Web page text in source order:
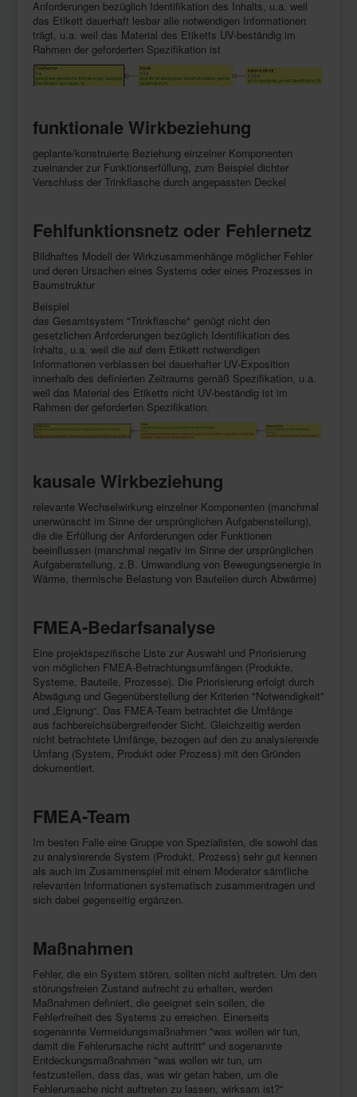
Anforderungen bezüglich Identifikation des Inhalts, u.a. weil
das Etikett dauerhaft lesbar alle notwendigen Informationen
trägt, u.a. weil das Material des Etiketts UV-beständig im
Rahmen der geforderten Spezifikation ist
funktionale Wirkbeziehung
geplante/konstruierte Beziehung einzelner Komponenten
zueinander zur Funktionserfüllung, zum Beispiel dichter
Verschluss der Trinkflasche durch angepassten Deckel
Fehlfunktionsnetz oder Fehlernetz
Bildhaftes Modell der Wirkzusammenhänge möglicher Fehler
und deren Ursachen eines Systems oder eines Prozesses in
Baumstruktur
Beispiel
das Gesamtsystem "Trinkflasche" genügt nicht den
gesetzlichen Anforderungen bezüglich Identifikation des
Inhalts, u.a. weil die auf dem Etikett notwendigen
Informationen verblassen bei dauerhafter UV-Exposition
innerhalb des definierten Zeitraums gemäß Spezifikation, u.a.
weil das Material des Etiketts nicht UV-beständig ist im
Rahmen der geforderten Spezifikation.
kausale Wirkbeziehung
relevante Wechselwirkung einzelner Komponenten (manchmal
unerwünscht im Sinne der ursprünglichen Aufgabenstellung),
die die Erfüllung der Anforderungen oder Funktionen
beeinflussen (manchmal negativ im Sinne der ursprünglichen
Aufgabenstellung, z.B. Umwandlung von Bewegungsenergie in
Wärme, thermische Belastung von Bauteilen durch Abwärme)
FMEA-Bedarfsanalyse
Eine projektspezifische Liste zur Auswahl und Priorisierung
von möglichen FMEA-Betrachtungsumfängen (Produkte,
Systeme, Bauteile, Prozesse). Die Priorisierung erfolgt durch
Abwägung und Gegenüberstellung der Kriterien "Notwendigkeit"
und „Eignung“. Das FMEA-Team betrachtet die Umfänge
aus fachbereichsübergreifender Sicht. Gleichzeitig werden
nicht betrachtete Umfänge, bezogen auf den zu analysierende
Umfang (System, Produkt oder Prozess) mit den Gründen
dokumentiert.
FMEA-Team
Im besten Falle eine Gruppe von Spezialisten, die sowohl das
zu analysierende System (Produkt, Prozess) sehr gut kennen
als auch im Zusammenspiel mit einem Moderator sämtliche
relevanten Informationen systematisch zusammentragen und
sich dabei gegenseitig ergänzen.
Maßnahmen
Fehler, die ein System stören, sollten nicht auftreten. Um den
störungsfreien Zustand aufrecht zu erhalten, werden
Maßnahmen definiert, die geeignet sein sollen, die
Fehlerfreiheit des Systems zu erreichen. Einerseits
sogenannte Vermeidungsmaßnahmen "was wollen wir tun,
damit die Fehlerursache nicht auftritt" und sogenannte
Entdeckungsmaßnahmen "was wollen wir tun, um
festzustellen, dass das, was wir getan haben, um die
Fehlerursache nicht auftreten zu lassen, wirksam ist?"